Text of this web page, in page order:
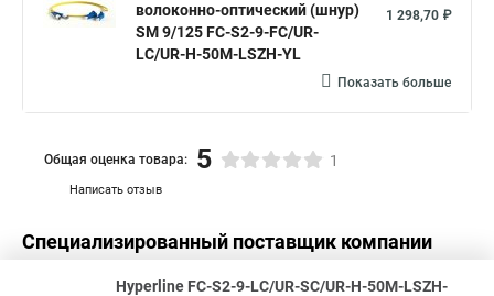
волоконно-оптический (шнур)
SM 9/125 FC-S2-9-FC/UR-
LC/UR-H-50M-LSZH-YL
1 298,70 ₽
Показать больше
Написать отзыв
Общая оценка товара: 5 1
Специализированный поставщик компании
Hyperline FC-S2-9-LC/UR-SC/UR-H-50M-LSZH-